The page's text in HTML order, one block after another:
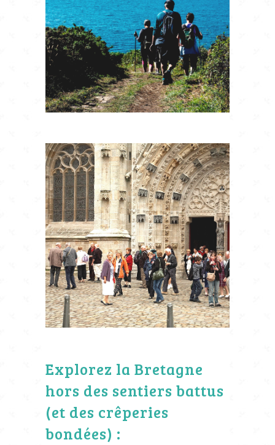
Explorez la Bretagne
hors des sentiers battus
(et des crêperies
bondées) :